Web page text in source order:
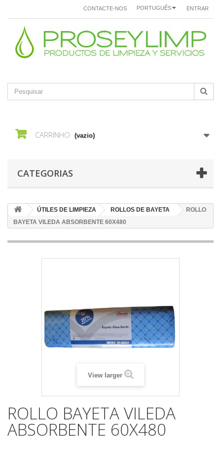
ENTRAR
PORTUGUÊS
CONTACTE-NOS
CARRINHO (vazio)
CATEGORIAS
ÚTILES DE LIMPIEZA ROLLOS DE BAYETA
ROLLO
BAYETA VILEDA ABSORBENTE 60X480
View larger
ROLLO BAYETA VILEDA
ABSORBENTE 60X480